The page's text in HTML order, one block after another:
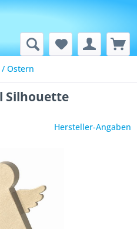
Ostern
Silhouette
Hersteller-Angaben